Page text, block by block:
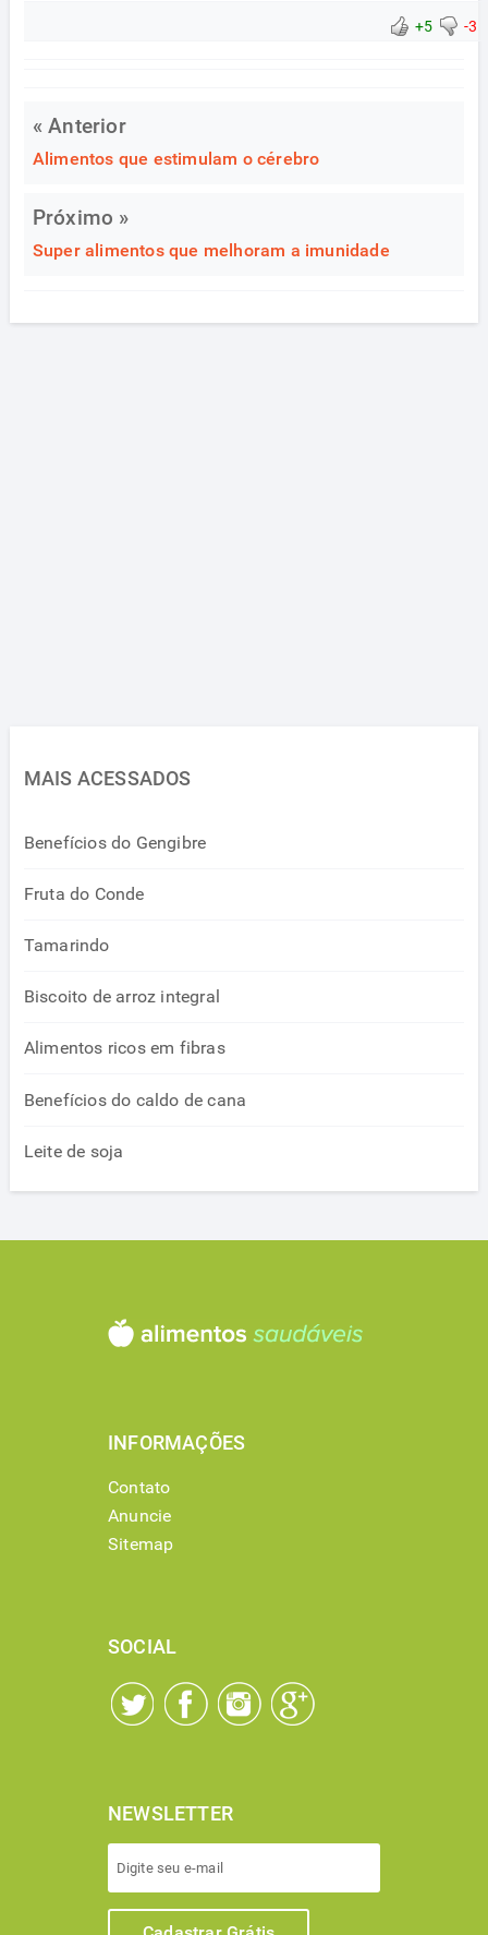
+5 -3
« Anterior
Alimentos que estimulam o cérebro
Próximo »
Super alimentos que melhoram a imunidade
MAIS ACESSADOS
Benefícios do Gengibre
Fruta do Conde
Tamarindo
Biscoito de arroz integral
Alimentos ricos em fibras
Benefícios do caldo de cana
Leite de soja
INFORMAÇÕES
Contato
Anuncie
Sitemap
SOCIAL
NEWSLETTER